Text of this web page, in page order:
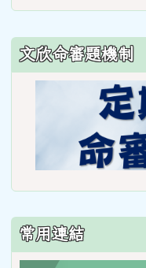
文欣命審題機制
常用連結